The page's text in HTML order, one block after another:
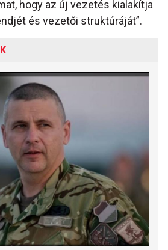
hogy az új vezetés kialakítja
és vezetői struktúráját”.